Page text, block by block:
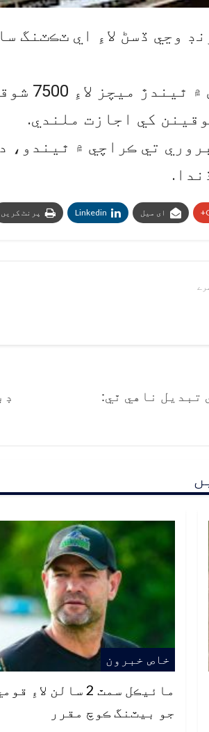
وڃي ڏسڻ لاءِ اي ٽڪٽنگ
ڪووڊ
ايل جو هي ميلو 20 فيبروري تي
ای میل Linkedin پرنٹ کریں
تبديل ناهي ٿي:
خاص خبرون
مائيڪل سمٿ 2 سالن
جو بيٽنگ ڪوچ مقرر